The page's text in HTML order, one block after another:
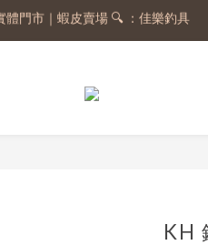
註冊會員，送 50 元購物金
實體門市｜蝦皮賣場 🔍 ：佳樂釣具
KH